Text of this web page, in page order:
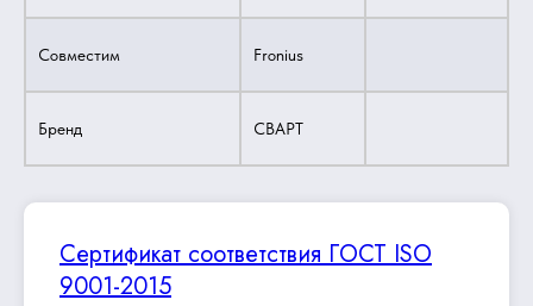
Совместим Fronius
Бренд СВАРТ
Сертификат соответствия ГОСТ ISO
9001-2015